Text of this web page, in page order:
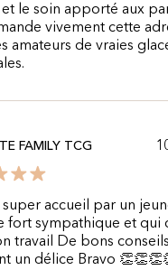
le soin apporté aux
vivement cette
amateurs de vraies
FAMILY TCG
accueil par un
fort sympathique et qui
travail De bons
un délice Bravo